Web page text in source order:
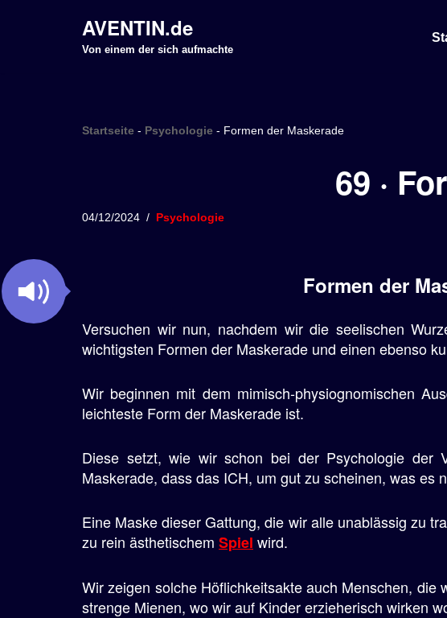
p
AVENTIN.de
Von einem der sich aufmachte
Startseite - Psychologie - Formen der Maskerade
69 ·
04/12/2024 Psychologie
Formen der
Versuchen wir nun, nachdem wir die seelischen
wichtigsten Formen der Maskerade und einen ebenso
Wir beginnen mit dem mimisch-physiognomischen
leichteste Form der Maskerade ist.
Diese setzt, wie wir schon bei der Psychologie der
Maskerade, dass das ICH, um gut zu scheinen, was
Eine Maske dieser Gattung, die wir alle unablässig zu
zu rein ästhetischem Spiel wird.
Wir zeigen solche Höflichkeitsakte auch Menschen,
strenge Mienen, wo wir auf Kinder erzieherisch wirken